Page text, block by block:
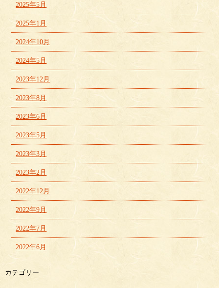
2025年5月
2025年1月
2024年10月
2024年5月
2023年12月
2023年8月
2023年6月
2023年5月
2023年3月
2023年2月
2022年12月
2022年9月
2022年7月
2022年6月
カテゴリー